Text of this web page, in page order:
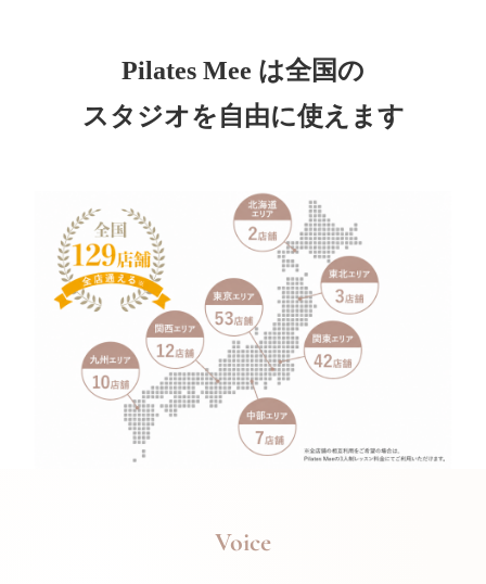
Pilates Mee は全国の
スタジオを自由に使えます
Voice